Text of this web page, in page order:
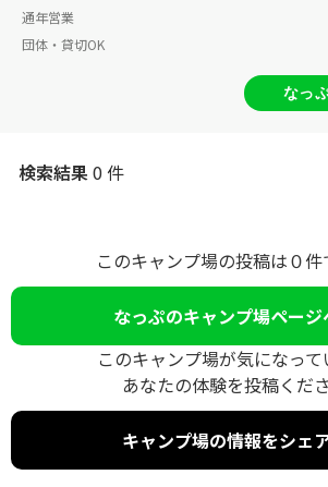
通年営業
団体・貸切OK
なっ
検索結果0 件
このキャンプ場の投稿は０件
なっぷのキャンプ場ページ
このキャンプ場が気になっ
あなたの体験を投稿くだ
キャンプ場の情報をシェ